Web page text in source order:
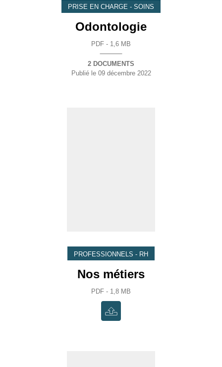
PRISE EN CHARGE - SOINS
Odontologie
PDF - 1,6 MB
2 DOCUMENTS
Publié le09 décembre 2022
PROFESSIONNELS - RH
Nos métiers
PDF - 1,8 MB